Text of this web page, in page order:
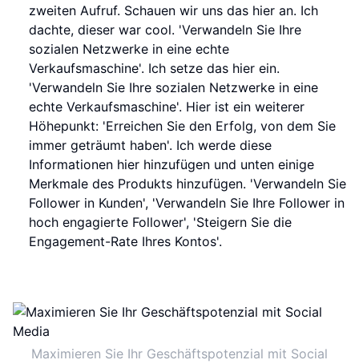
zweiten Aufruf. Schauen wir uns das hier an. Ich
dachte, dieser war cool. 'Verwandeln Sie Ihre
sozialen Netzwerke in eine echte
Verkaufsmaschine'. Ich setze das hier ein.
'Verwandeln Sie Ihre sozialen Netzwerke in eine
echte Verkaufsmaschine'. Hier ist ein weiterer
Höhepunkt: 'Erreichen Sie den Erfolg, von dem Sie
immer geträumt haben'. Ich werde diese
Informationen hier hinzufügen und unten einige
Merkmale des Produkts hinzufügen. 'Verwandeln Sie
Follower in Kunden', 'Verwandeln Sie Ihre Follower in
hoch engagierte Follower', 'Steigern Sie die
Engagement-Rate Ihres Kontos'.
Maximieren Sie Ihr Geschäftspotenzial mit Social